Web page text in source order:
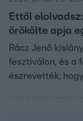
Ettől
örökölte apja
Rácz Jenő
fesztiválon, és a
észrevették,